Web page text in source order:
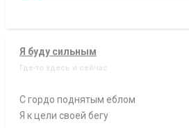
Я буду сильным
Где-то здесь и сейчас
С гордо поднятым еблом
Я к цели своей бегу